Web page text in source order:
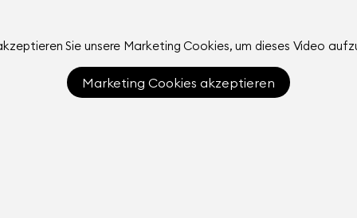
Sie unsere Marketing Cookies, um dieses Video
Marketing Cookies akzeptieren